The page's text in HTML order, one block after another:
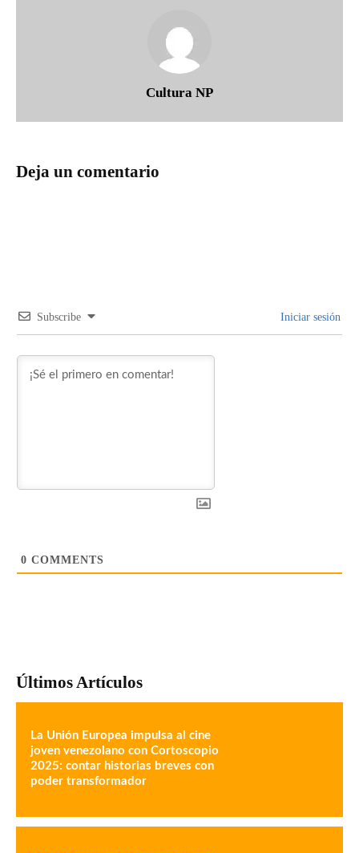
Cultura NP
Deja un comentario
Subscribe Iniciar sesión
0 COMMENTS
Últimos Artículos
La Unión Europea impulsa al cine
joven venezolano con Cortoscopio
2025: contar historias breves con
poder transformador